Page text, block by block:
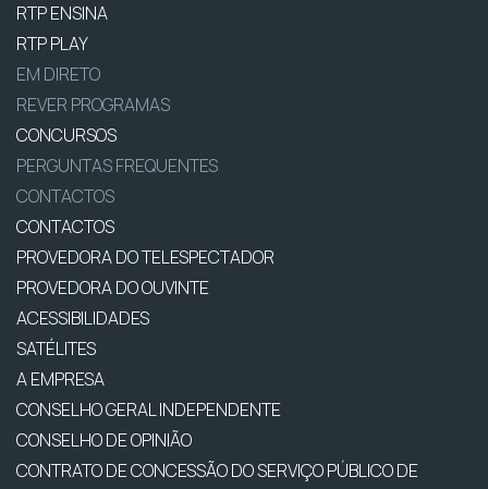
RTP ENSINA
RTP PLAY
EM DIRETO
REVER PROGRAMAS
CONCURSOS
PERGUNTAS FREQUENTES
CONTACTOS
CONTACTOS
PROVEDORA DO TELESPECTADOR
PROVEDORA DO OUVINTE
ACESSIBILIDADES
SATÉLITES
A EMPRESA
CONSELHO GERAL INDEPENDENTE
CONSELHO DE OPINIÃO
CONTRATO DE CONCESSÃO DO SERVIÇO PÚBLICO DE